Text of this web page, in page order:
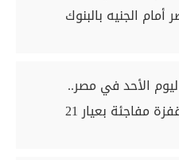
أمام الجنيه بالبنوك
الأحد في مصر..
مفاجئة بعيار 21